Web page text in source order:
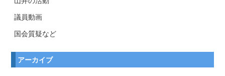
議員動画
国会質疑など
アーカイブ